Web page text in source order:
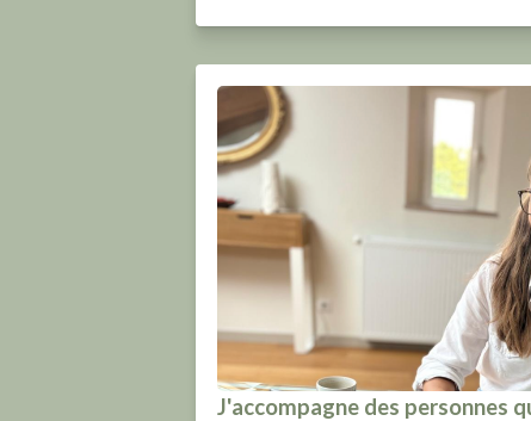
J'accompagne des personnes